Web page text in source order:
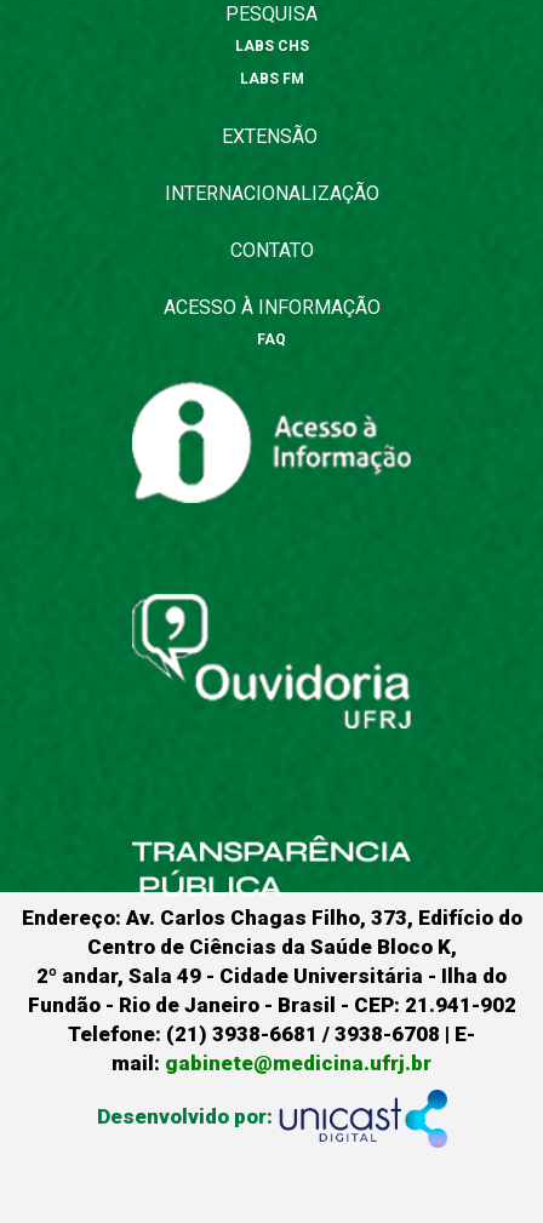
PESQUISA
LABS CHS
LABS FM
EXTENSÃO
INTERNACIONALIZAÇÃO
CONTATO
ACESSO À INFORMAÇÃO
FAQ
Endereço: Av. Carlos Chagas Filho, 373, Edifício do
Centro de Ciências da Saúde Bloco K,
2º andar, Sala 49 - Cidade Universitária - Ilha do
Fundão - Rio de Janeiro - Brasil - CEP: 21.941-902
Telefone: (21) 3938-6681 / 3938-6708 | E-
mail: gabinete@medicina.ufrj.br
Desenvolvido por: